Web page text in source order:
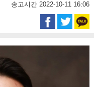
송고시간 2022-10-11 16:06